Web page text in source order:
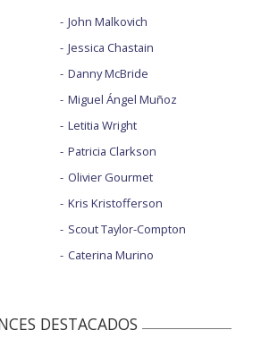
John Malkovich
Jessica Chastain
Danny McBride
Miguel Ángel Muñoz
Letitia Wright
Patricia Clarkson
Olivier Gourmet
Kris Kristofferson
Scout Taylor-Compton
Caterina Murino
DESTACADOS